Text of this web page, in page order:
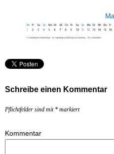
Schreibe einen Kommentar
Pflichtfelder sind mit * markiert
Kommentar